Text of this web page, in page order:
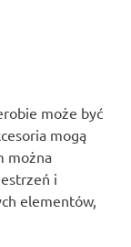
może być
mogą
można
i
elementów,